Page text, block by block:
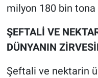
milyon 180 bin tona
ŞEFTALİ VE
DÜNYANIN
Şeftali ve nektarin